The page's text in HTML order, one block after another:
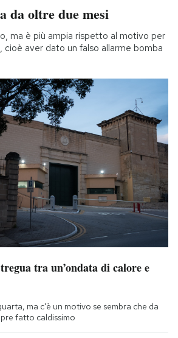
da oltre due mesi
ma è più ampia rispetto al motivo per
aver dato un falso allarme bomba
tra un’ondata di calore e
ma c'è un motivo se sembra che da
fatto caldissimo